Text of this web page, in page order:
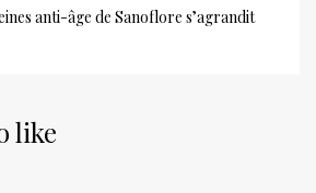
anti-âge de Sanoflore s’agrandit
like